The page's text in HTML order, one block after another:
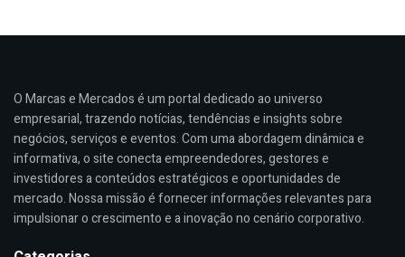
O Marcas e Mercados é um portal dedicado ao universo
empresarial, trazendo notícias, tendências e insights sobre
negócios, serviços e eventos. Com uma abordagem dinâmica e
informativa, o site conecta empreendedores, gestores e
investidores a conteúdos estratégicos e oportunidades de
mercado. Nossa missão é fornecer informações relevantes para
impulsionar o crescimento e a inovação no cenário corporativo.